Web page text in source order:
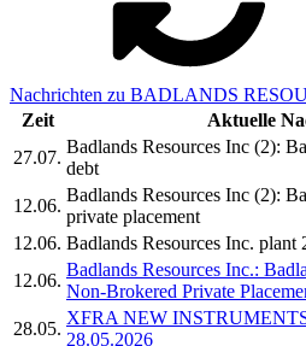
Nachrichten zu BADLANDS
Zeit
Aktuelle
27.07.
Badlands Resources Inc (2):
debt
12.06.
Badlands Resources Inc (2):
private placement
12.06. Badlands Resources Inc.
12.06.
Badlands Resources Inc.:
Non-Brokered Private
28.05.
XFRA NEW
28.05.2026